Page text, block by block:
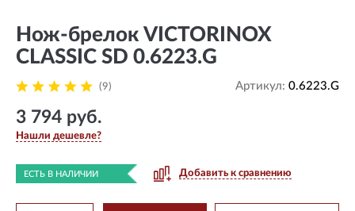
Нож-брелок VICTORINOX
CLASSIC SD 0.6223.G
(9) Артикул: 0.6223.G
3 794 руб.
Нашли дешевле?
ЕСТЬ В НАЛИЧИИ Добавить к сравнению